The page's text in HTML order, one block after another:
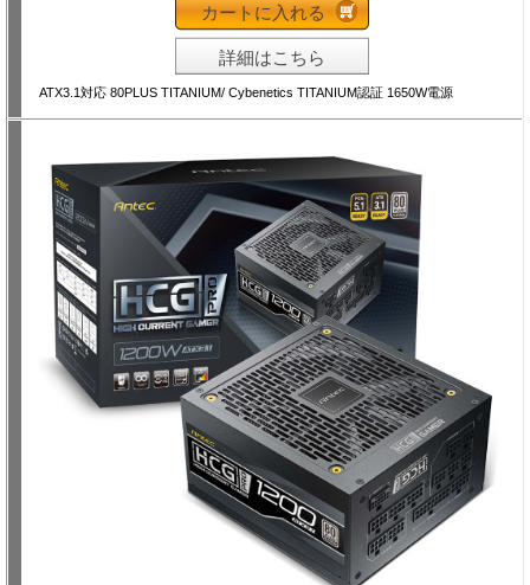
カートに入れる
詳細はこちら
ATX3.1対応 80PLUS TITANIUM/ Cybenetics TITANIUM認証 1650W電源